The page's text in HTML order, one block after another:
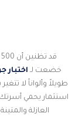
قد تظنين أن 500 جنيه مبلغ ضئيل، ولكن في
خضعت لـ اختبار
طويلاً وألواناً لا
استثمار يحمي
العازلة